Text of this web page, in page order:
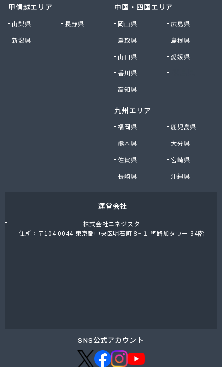
町田屋商店出光興産大沢給油所
津吹商店
津田商店
田邊工業株式会社 佐野工場
田邊工業株式会社 足利営業所
東京ガスエネルギー株式会社 宇都宮サービスセン
東上ガス株式会社 真岡営業所
東上ガス株式会社 那須営業所
栃木液化ガス株式会社
栃木県プロパンガス商業協同組合
栃木石油株式会社 本社
日東瓦斯株式会社 南河内営業所
日本ガス株式会社 宇都宮営業所
甲信越エリア
山梨県
長野県
新潟県
中国・四国エリア
岡山県
広島県
鳥取県
島根県
山口県
愛媛県
香川県
高知県
九州エリア
福岡県
鹿児島県
熊本県
大分県
佐賀県
宮崎県
長崎県
沖縄県
運営会社
株式会社エネジスタ
住所：〒104-0044 東京都中央区明石町８−１ 聖路加タワー 34階
SNS公式アカウント